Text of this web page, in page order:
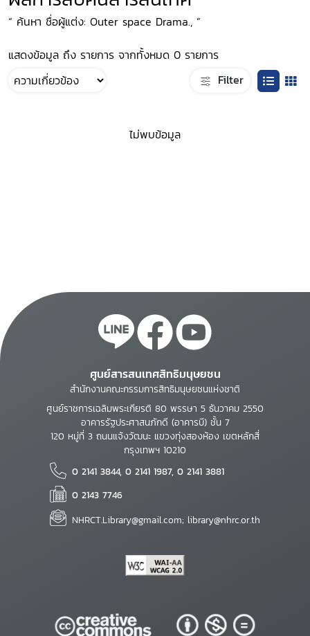
“ ค้นหา ชื่อผู้แต่ง: Outer space Drama., ”
แสดงข้อมูล ถึง รายการ จากทั้งหมด 0 รายการ
Filter
ไม่พบข้อมูล
ศูนย์สารสนเทศสิทธิมนุษยชน
สำนักงานคณะกรรมการสิทธิมนุษยชนแห่งชาติ
ศูนย์ราชการเฉลิมพระเกียรติ 80 พรรษา 5 ธันวาคม 2550
อาคารรัฐประศาสนภักดี (อาคารบี) ชั้น 7
120 หมู่ที่ 3 ถนนแจ้งวัฒนะ แขวงทุ่งสองห้อง เขตหลักสี่
กรุงเทพฯ 10210
0 2141 3844, 0 2141 1987, 0 2141 3881
0 2143 7746
NHRCT.Library@gmail.com; library@nhrc.or.th